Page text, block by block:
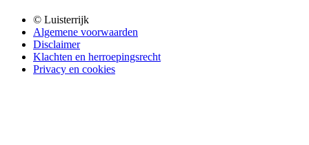
© Luisterrijk
Algemene voorwaarden
Disclaimer
Klachten en herroepingsrecht
Privacy en cookies